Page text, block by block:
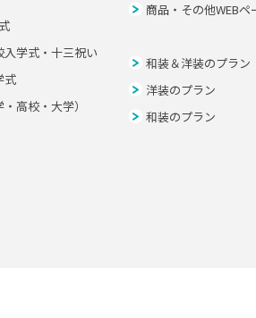
学式・十三祝い
式
高校・大学）
商品・その他WEBペ
和装＆洋装のプラン
洋装のプラン
和装のプラン